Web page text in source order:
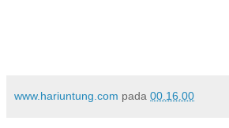
www.hariuntung.com pada 00.16.00